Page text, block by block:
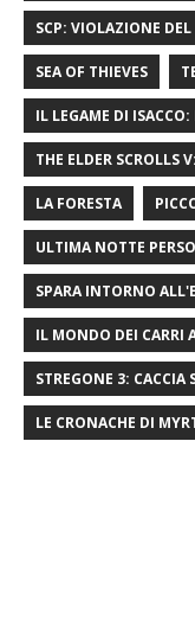
SCP: VIOLAZIONE
SEA OF ​​THIEVES
IL LEGAME DI
THE ELDER SCROLLS
LA FORESTA
ULTIMA NOTTE
SPARA INTORNO
IL MONDO DEI CARRI
STREGONE 3: CACCIA
LE CRONACHE DI